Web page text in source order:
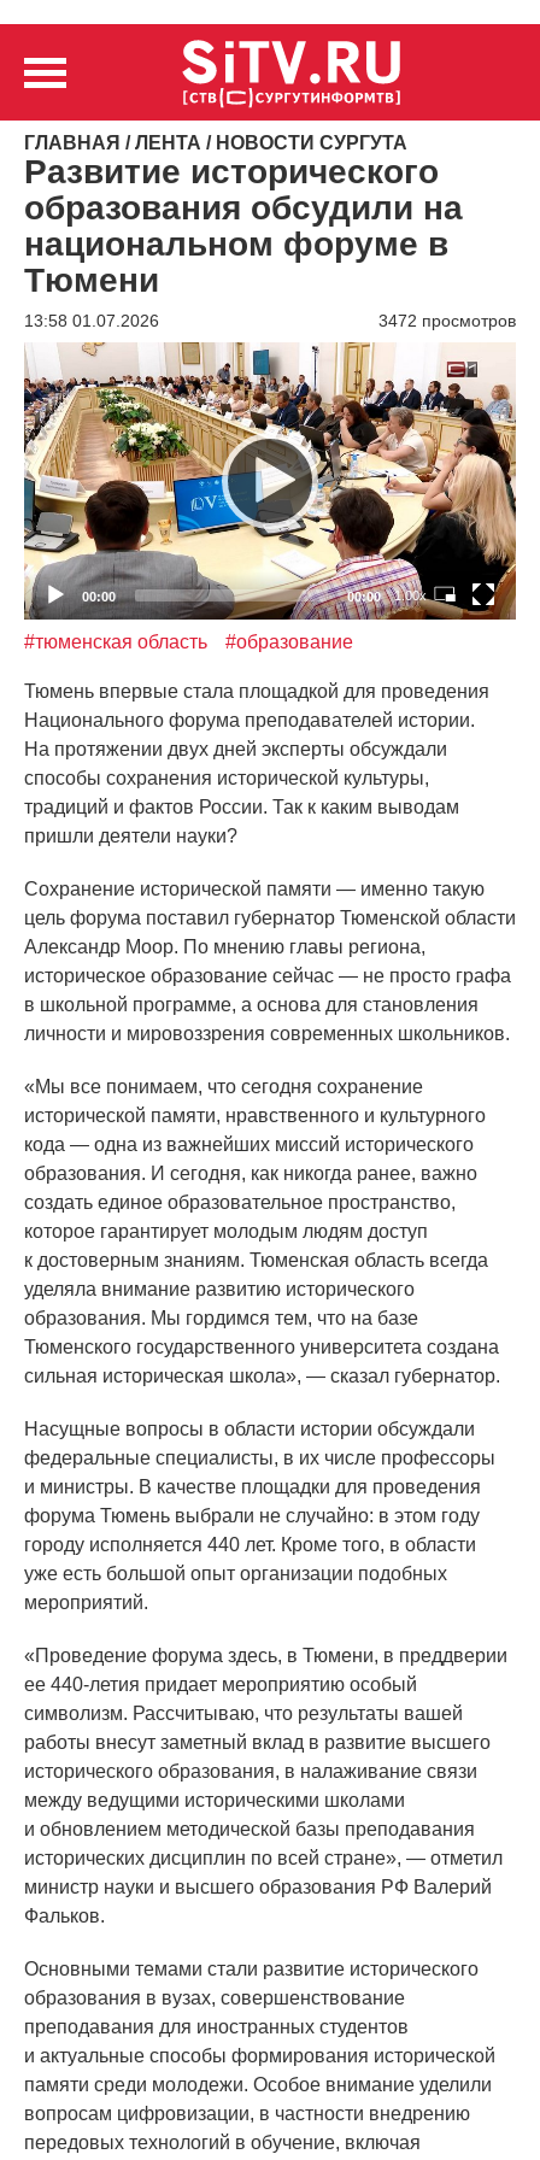
ГЛАВНАЯ /ЛЕНТА / НОВОСТИ СУРГУТА
Развитие исторического
образования обсудили на
национальном форуме в
Тюмени
13:58 01.07.2026 3472 просмотров
Видеоплеер
00:00 00:00 1.00x
#тюменская область #образование
Тюмень впервые стала площадкой для проведения
Национального форума преподавателей истории.
На протяжении двух дней эксперты обсуждали
способы сохранения исторической культуры,
традиций и фактов России. Так к каким выводам
пришли деятели науки?
Сохранение исторической памяти — именно такую
цель форума поставил губернатор Тюменской области
Александр Моор. По мнению главы региона,
историческое образование сейчас — не просто графа
в школьной программе, а основа для становления
личности и мировоззрения современных школьников.
«Мы все понимаем, что сегодня сохранение
исторической памяти, нравственного и культурного
кода — одна из важнейших миссий исторического
образования. И сегодня, как никогда ранее, важно
создать единое образовательное пространство,
которое гарантирует молодым людям доступ
к достоверным знаниям. Тюменская область всегда
уделяла внимание развитию исторического
образования. Мы гордимся тем, что на базе
Тюменского государственного университета создана
сильная историческая школа», — сказал губернатор.
Насущные вопросы в области истории обсуждали
федеральные специалисты, в их числе профессоры
и министры. В качестве площадки для проведения
форума Тюмень выбрали не случайно: в этом году
городу исполняется 440 лет. Кроме того, в области
уже есть большой опыт организации подобных
мероприятий.
«Проведение форума здесь, в Тюмени, в преддверии
ее 440-летия придает мероприятию особый
символизм. Рассчитываю, что результаты вашей
работы внесут заметный вклад в развитие высшего
исторического образования, в налаживание связи
между ведущими историческими школами
и обновлением методической базы преподавания
исторических дисциплин по всей стране», — отметил
министр науки и высшего образования РФ Валерий
Фальков.
Основными темами стали развитие исторического
образования в вузах, совершенствование
преподавания для иностранных студентов
и актуальные способы формирования исторической
памяти среди молодежи. Особое внимание уделили
вопросам цифровизации, в частности внедрению
передовых технологий в обучение, включая